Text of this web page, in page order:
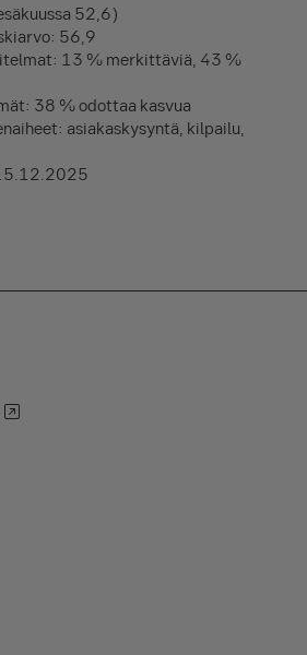
52,6)
56,9
13 % merkittäviä, 43 %
38 % odottaa kasvua
asiakaskysyntä, kilpailu,